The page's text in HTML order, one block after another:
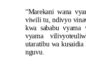
“Marekani wana
viwili tu, ndivyo
kwa sababu vyama
vyama
utaratibu wa kusaidia
nguvu.